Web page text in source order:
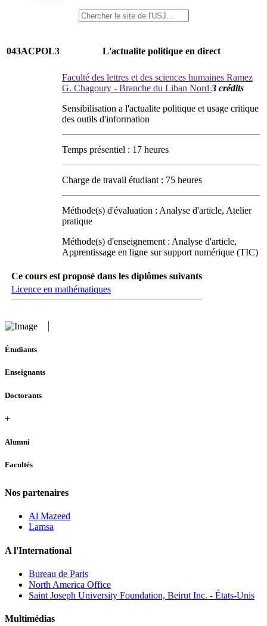
043ACPOL3 L'actualite politique en direct
Faculté des lettres et des sciences humaines Ramez
G. Chagoury - Branche du Liban Nord 3 crédits
Sensibilisation a l'actualite politique et usage critique
des outils d'information
Temps présentiel : 17 heures
Charge de travail étudiant : 75 heures
Méthode(s) d'évaluation : Analyse d'article, Atelier
pratique
Méthode(s) d'enseignement : Analyse d'article,
Apprentissage en ligne sur support numérique (TIC)
Ce cours est proposé dans les diplômes suivants
Licence en mathématiques
Étudiants
Enseignants
Doctorants
+
Alumni
Facultés
Nos partenaires
Al Mazeed
Lamsa
A l'International
Bureau de Paris
North America Office
Saint Joseph University Foundation, Beirut Inc. - États-Unis
Multimédias